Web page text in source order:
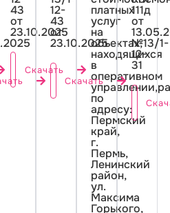
43
от
23.10.2025
Скачать
12-
43
от
23.10.2025
Скачать
платных
услуг
на
объектах,
находящихся
в
оперативном
по
адресу:
Пермский
край,
г.
Пермь,
Ленинский
район,
ул.
Максима
Горького,
111д
от
№13/1-
12-
31